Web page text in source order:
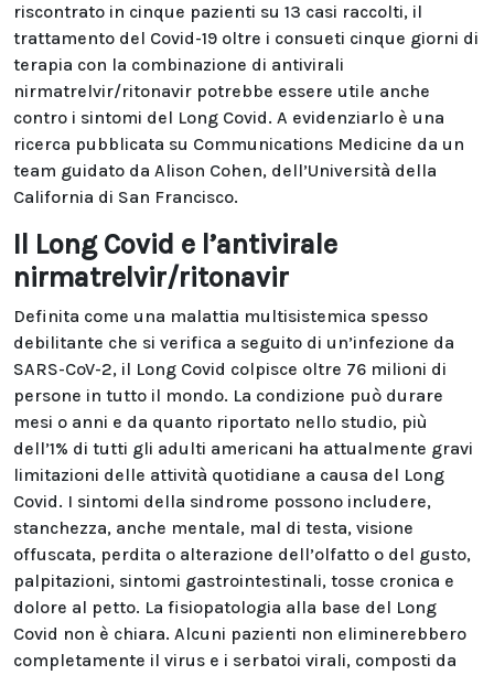
riscontrato in cinque pazienti su 13 casi raccolti, il
trattamento del Covid-19 oltre i consueti cinque giorni di
terapia con la combinazione di antivirali
nirmatrelvir/ritonavir potrebbe essere utile anche
contro i sintomi del Long Covid. A evidenziarlo è una
ricerca pubblicata su Communications Medicine da un
team guidato da Alison Cohen, dell’Università della
California di San Francisco.
Il Long Covid e l’antivirale
nirmatrelvir/ritonavir
Definita come una malattia multisistemica spesso
debilitante che si verifica a seguito di un’infezione da
SARS-CoV-2, il Long Covid colpisce oltre 76 milioni di
persone in tutto il mondo. La condizione può durare
mesi o anni e da quanto riportato nello studio, più
dell’1% di tutti gli adulti americani ha attualmente gravi
limitazioni delle attività quotidiane a causa del Long
Covid. I sintomi della sindrome possono includere,
stanchezza, anche mentale, mal di testa, visione
offuscata, perdita o alterazione dell’olfatto o del gusto,
palpitazioni, sintomi gastrointestinali, tosse cronica e
dolore al petto. La fisiopatologia alla base del Long
Covid non è chiara. Alcuni pazienti non eliminerebbero
completamente il virus e i serbatoi virali, composti da